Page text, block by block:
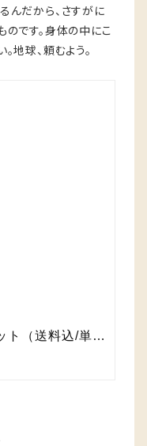
んだから、さすがに
のです。身体の中にこ
地球、頼むよう。